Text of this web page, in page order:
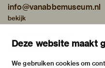
Deze website maakt
We gebruiken cookies om
info@vanabbemuseum.nl
bekijk
activiteiten
praktische informatie